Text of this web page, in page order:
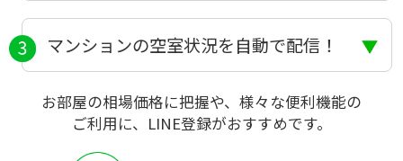
マンションの空室状況を自動で配信！
お部屋の相場価格に把握や、様々な便利機能の
ご利用に、LINE登録がおすすめです。